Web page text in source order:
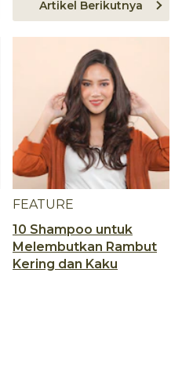
FEATURE
10 Shampoo untuk
Melembutkan Rambut
Kering dan Kaku
Artikel Berikutnya